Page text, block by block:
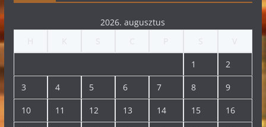
2026. augusztus
1 2
3 4 5 6 7 8 9
10 11 12 13 14 15 16